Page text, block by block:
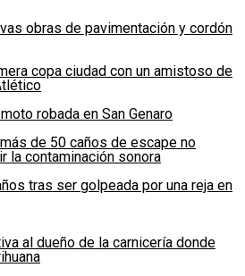
obras de pavimentación y cordón
copa ciudad con un amistoso de
robada en San Genaro
de 50 caños de escape no
la contaminación sonora
tras ser golpeada por una reja en
al dueño de la carnicería donde